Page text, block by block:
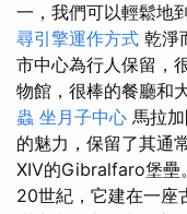
一，我們可以輕鬆地
尋引擎運作方式 乾淨
市中心為行人保留，
物館，很棒的餐廳和
蟲 坐月子中心 馬拉
的魅力，保留了其通
XIV的Gibralfaro堡壘
20世紀，它建在一座